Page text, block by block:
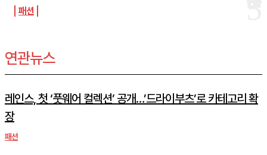
패션
연관뉴스
레인스, 첫 ‘풋웨어 컬렉션’ 공개…’드라이부츠’로 카테고리 확
장
패션